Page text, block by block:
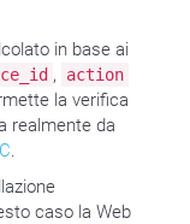
in base ai
, action
la verifica
realmente da
.
caso la Web